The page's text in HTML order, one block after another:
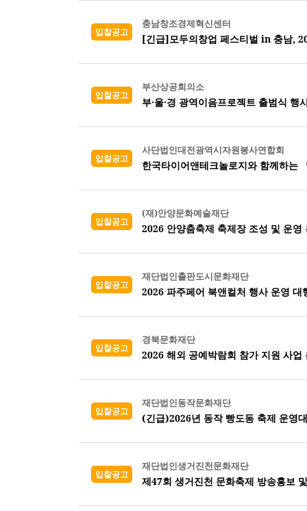
입찰공고
충남창조경제혁신센터
[긴급]모두의창업 페스티벌 in 충남,
입찰공고
부산상공회의소
부·울·경 광역이음프로젝트 출범식 행
입찰공고
사단법인대전광역시자원봉사연합회
한국타이어앤테크놀로지와 함께하는
입찰공고
(재)안양문화예술재단
2026 안양춤축제 축제장 조성 및 운영
입찰공고
재단법인출판도시문화재단
2026 파주페어 북앤컬처 행사 운영 대
입찰공고
경북문화재단
2026 해외 공예박람회 참가 지원 사업
입찰공고
재단법인동작문화재단
(긴급)2026년 동작 빵도동 축제 운영
입찰공고
재단법인생거진천문화재단
제47회 생거진천 문화축제 방송홍보